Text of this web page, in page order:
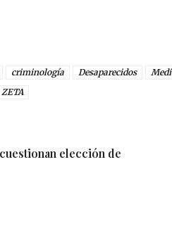
criminología Desaparecidos
ZETA
elección de